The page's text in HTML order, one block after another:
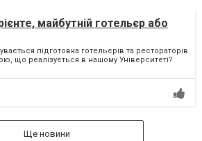
майбутній готельєр або
підготовка готельєрів та рестораторів
що реалізується в нашому Університеті?
Ще новини